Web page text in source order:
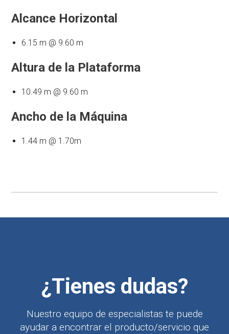
Alcance Horizontal
6.15 m @ 9.60 m
Altura de la Plataforma
10.49 m @ 9.60 m
Ancho de la Máquina
1.44 m @ 1.70m
¿Tienes dudas?
Nuestro equipo de especialistas te puede
ayudar a encontrar el producto/servicio que